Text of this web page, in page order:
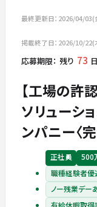
最終更新日：2026/04/03(
掲載終了日：2026/10/22(
応募期限： 残り 73 日
【工場の許
ソリューシ
ンパニー〈
正社員 500
職種経験者優
ノー残業デー
有給休暇取得